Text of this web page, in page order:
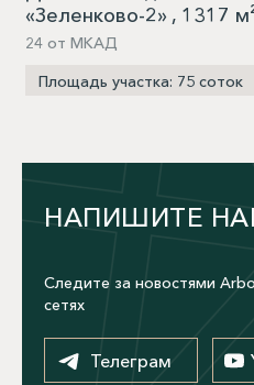
«Зеленково-2» , 1317
24 от МКАД
Площадь участка: 75 соток
НАПИШИТЕ
Следите за новостями
сетях
Телеграм